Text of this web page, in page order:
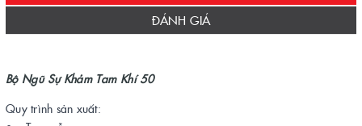
ĐÁNH GIÁ
Bộ Ngũ Sự Khảm Tam Khí 50
Quy trình sản xuất: